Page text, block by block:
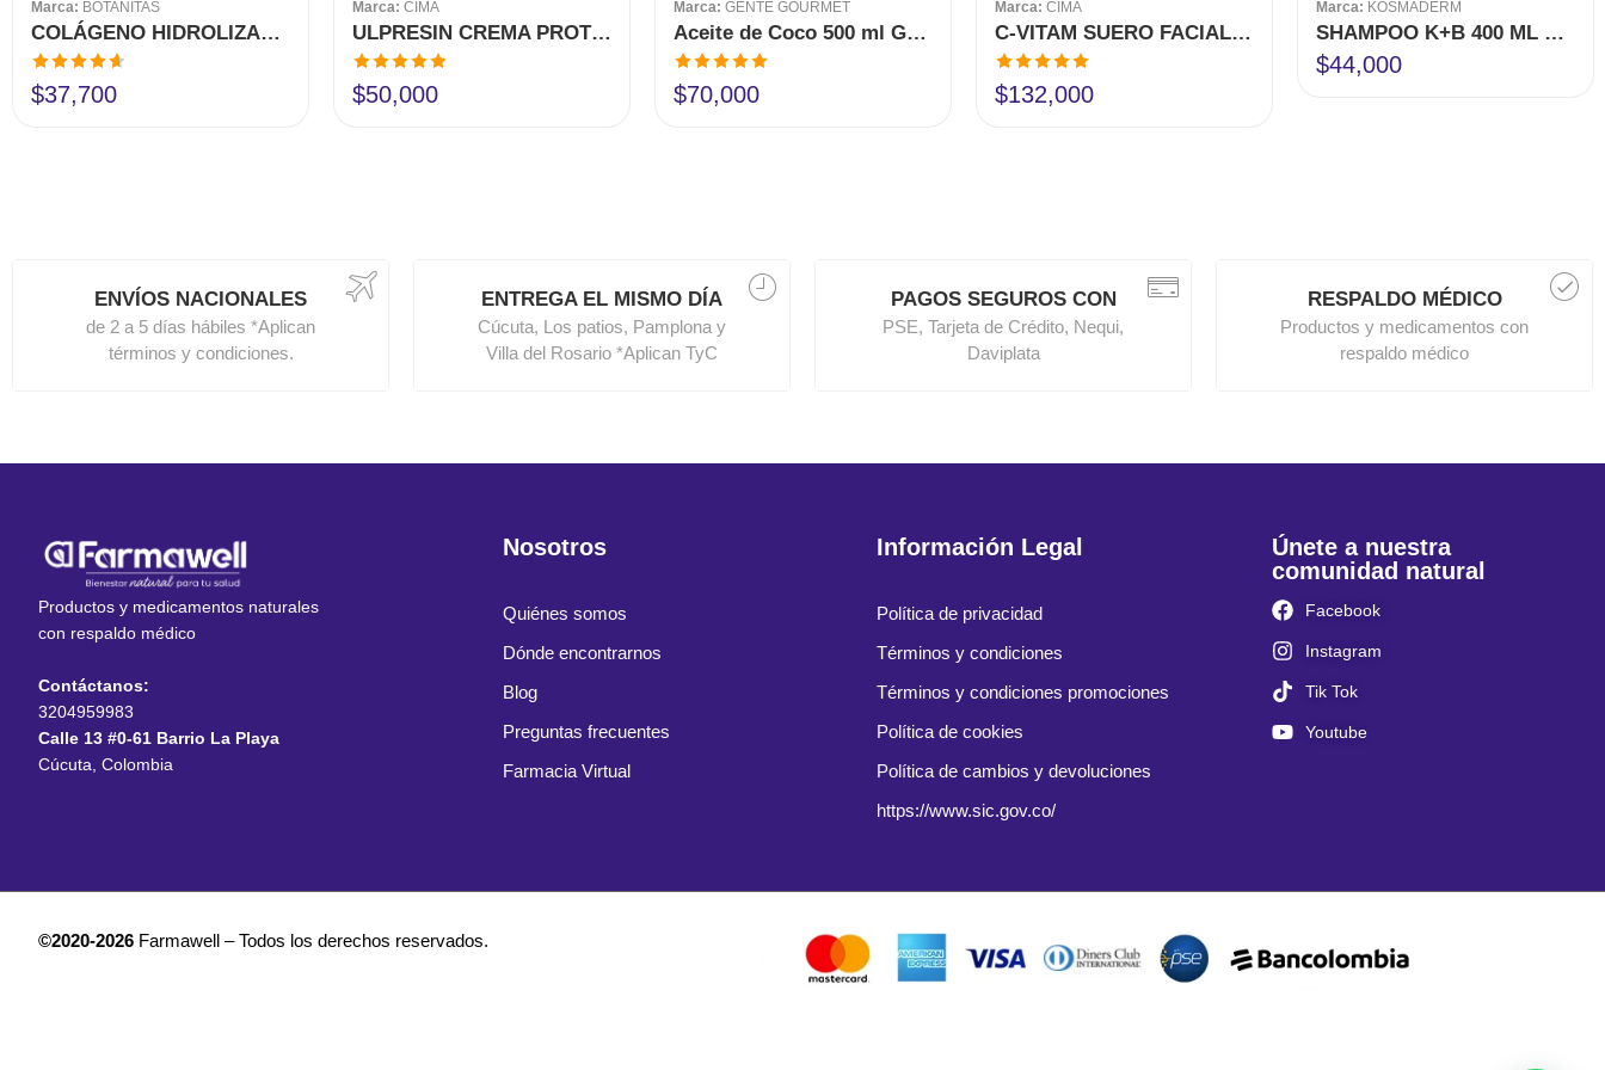
Marca: BOTANITAS
COLÁGENO HIDROLIZADO CON BIOTINA CÁPSULAS
Valorado
en4.60 de
$37,700
Marca: CIMA
ULPRESIN CREMA PROTECTORA 250 GR CIMA
Valorado en
5.00de 5
$50,000
Marca: GENTE GOURMET
Aceite de Coco 500 ml Gente Gourmet
Valorado en
5.00de 5
$70,000
Marca: CIMA
C-VITAM SUERO FACIAL 30 ML CIMA
Valorado en
5.00de 5
$132,000
Marca: KOSMADERM
SHAMPOO K+B 400 ML KOSMADERM
$44,000
ENVÍOS NACIONALES
de 2 a 5 días hábiles *Aplican
términos y condiciones.
ENTREGA EL MISMO DÍA
Cúcuta, Los patios, Pamplona y
Villa del Rosario *Aplican TyC
PAGOS SEGUROS CON
PSE, Tarjeta de Crédito, Nequi,
Daviplata
RESPALDO MÉDICO
Productos y medicamentos con
respaldo médico
Productos y medicamentos naturales
con respaldo médico
Contáctanos:
3204959983
Calle 13 #0-61 Barrio La Playa
Cúcuta, Colombia
Nosotros
Quiénes somos
Dónde encontrarnos
Blog
Preguntas frecuentes
Farmacia Virtual
Información Legal
Política de privacidad
Términos y condiciones
Términos y condiciones promociones
Política de cookies
Política de cambios y devoluciones
https://www.sic.gov.co/
Únete a nuestra
comunidad natural
Facebook
Instagram
Tik Tok
Youtube
©2020-2026 Farmawell – Todos los derechos reservados.